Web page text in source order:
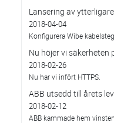
Lansering av
2018-04-04
Konfigurera Wibe
Nu höjer vi säkerheten
2018-02-26
Nu har vi infört HTTPS.
ABB utsedd till årets
2018-02-12
ABB kammade hem